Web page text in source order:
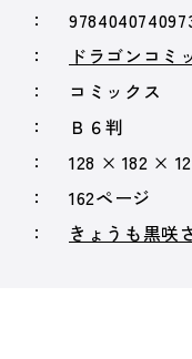
ドラゴンコミ
コミックス
Ｂ６判
128 × 182 ×
162ページ
きょうも黒咲